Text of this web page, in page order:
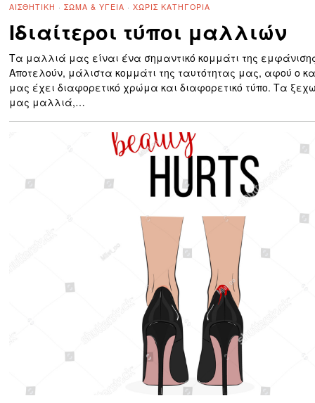
ΑΙΣΘΗΤΙΚΉ · ΣΏΜΑ & ΥΓΕΊΑ · ΧΩΡΊΣ ΚΑΤΗΓΟΡΊΑ
Ιδιαίτεροι τύποι μαλλιών
Τα μαλλιά μας είναι ένα σημαντικό κομμάτι της
Αποτελούν, μάλιστα κομμάτι της ταυτότητας μας, αφού ο
μας έχει διαφορετικό χρώμα και διαφορετικό τύπο. Τα
μας μαλλιά,…